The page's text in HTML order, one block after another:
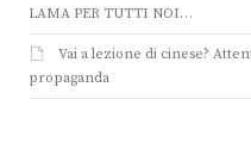
LAMA PER TUTTI NOI…
Vai a lezione di cinese?
propaganda